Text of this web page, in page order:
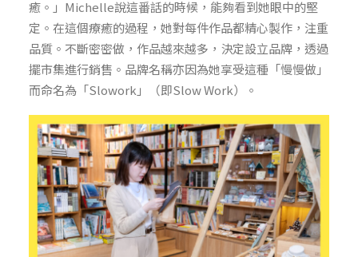
癒。」Michelle說這番話的時候，能夠看到她眼中的堅
定。在這個療癒的過程，她對每件作品都精心製作，注重
品質。不斷密密做，作品越來越多，決定設立品牌，透過
擺市集進行銷售。品牌名稱亦因為她享受這種「慢慢做」
而命名為「Slowork」（即Slow Work）。